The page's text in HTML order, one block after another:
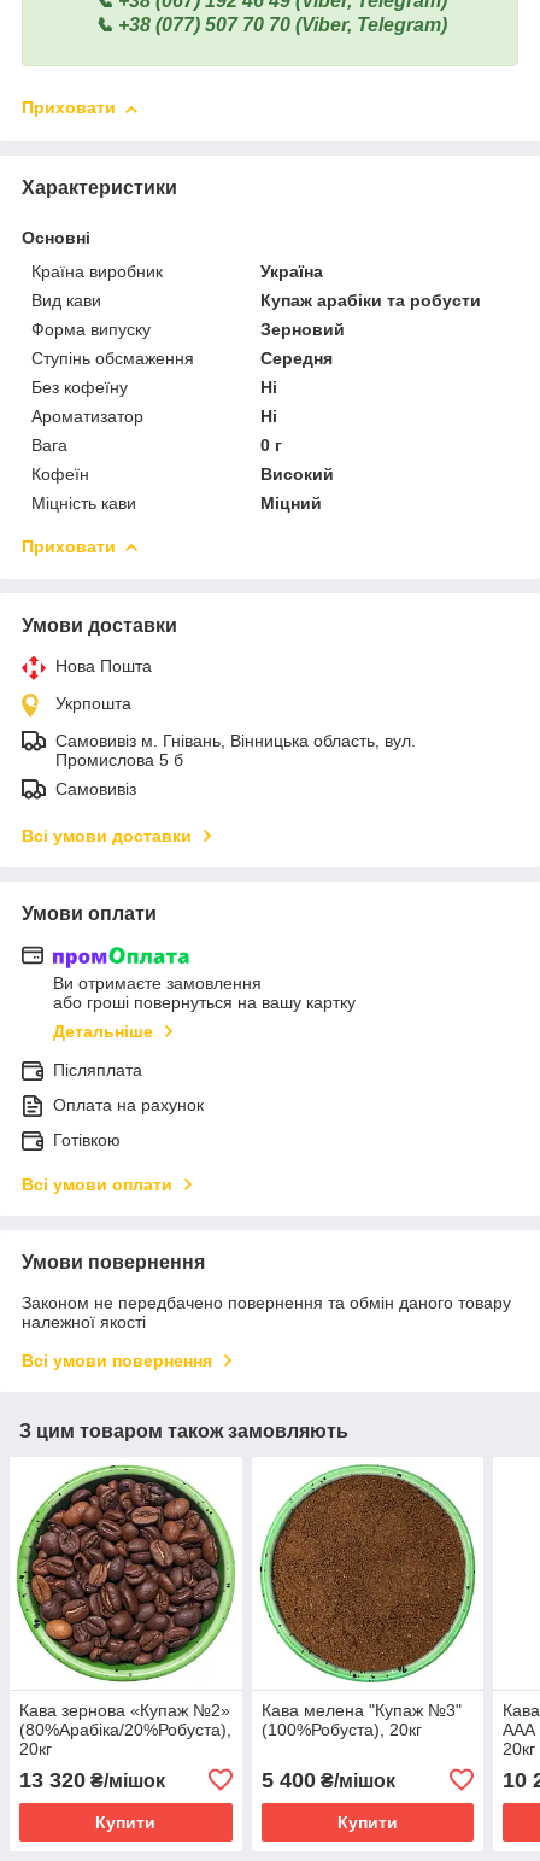
📞 +38 (077) 507 70 70 (Viber, Telegram)
Приховати
Характеристики
Основні
Країна виробник
Україна
Вид кави
Купаж арабіки та робусти
Форма випуску
Зерновий
Ступінь обсмаження
Середня
Без кофеїну
Ні
Ароматизатор
Ні
Вага
0 г
Кофеїн
Високий
Міцність кави
Міцний
Приховати
Умови доставки
Нова Пошта
Укрпошта
Самовивіз м. Гнівань, Вінницька область, вул.
Промислова 5 б
Самовивіз
Всі умови доставки
Умови оплати
Ви отримаєте замовлення
або гроші повернуться на вашу картку
Детальніше
Післяплата
Оплата на рахунок
Готівкою
Всі умови оплати
Умови повернення
Законом не передбачено повернення та обмін даного товару
належної якості
Всі умови повернення
З цим товаром також замовляють
Кава зернова «Купаж №2»
(80%Арабіка/20%Робуста),
20кг
13 320 ₴/мішок
Купити
Кава мелена "Купаж №3"
(100%Робуста), 20кг
5 400₴/мішок
Купити
ААА
20кг
10